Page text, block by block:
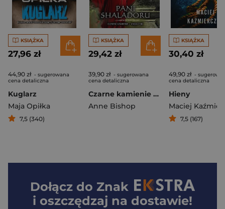
KSIĄŻKA
27,96 zł
44,90 zł - sugerowana
cena detaliczna
Kuglarz
Maja Opiłka
7,5 (340)
KSIĄŻKA
29,42 zł
39,90 zł - sugerowana
cena detaliczna
Czarne kamienie 8 Pani Shaladoru
Anne Bishop
KSIĄŻKA
30,40 zł
49,90 zł -
cena detaliczna
Hieny
Maciej
7,5 (167)
Dołącz do Znak
i oszczędzaj na dostawie!